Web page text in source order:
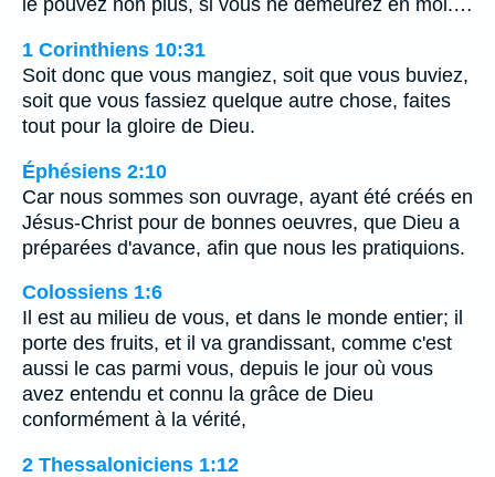
le pouvez non plus, si vous ne demeurez en moi.…
1 Corinthiens 10:31
Soit donc que vous mangiez, soit que vous buviez,
soit que vous fassiez quelque autre chose, faites
tout pour la gloire de Dieu.
Éphésiens 2:10
Car nous sommes son ouvrage, ayant été créés en
Jésus-Christ pour de bonnes oeuvres, que Dieu a
préparées d'avance, afin que nous les pratiquions.
Colossiens 1:6
Il est au milieu de vous, et dans le monde entier; il
porte des fruits, et il va grandissant, comme c'est
aussi le cas parmi vous, depuis le jour où vous
avez entendu et connu la grâce de Dieu
conformément à la vérité,
2 Thessaloniciens 1:12